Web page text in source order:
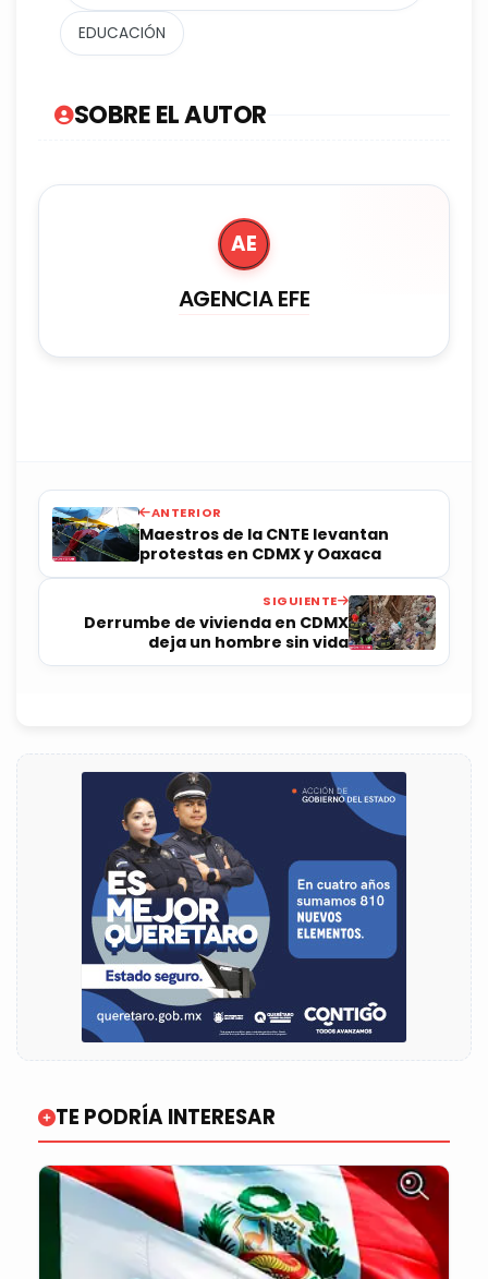
EDUCACIÓN
SOBRE EL AUTOR
AE
AGENCIA EFE
ANTERIOR
Maestros de la CNTE levantan
protestas en CDMX y Oaxaca
SIGUIENTE
Derrumbe de vivienda en CDMX
deja un hombre sin vida
TE PODRÍA INTERESAR